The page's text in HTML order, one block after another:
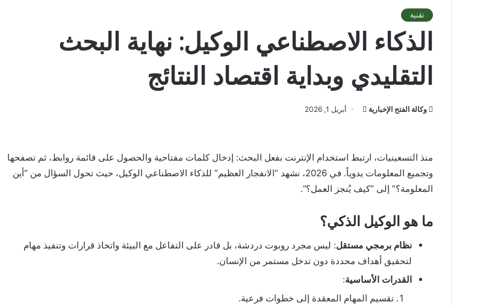
تقنية
الذكاء الاصطناعي الوكيل: نهاية البحث
التقليدي وبداية اقتصاد النتائج
وكالة الفتح الإخبارية
أرسل أبريل 1, 2026
منذ التسعينيات، ارتبط استخدام الإنترنت بفعل البحث: إدخال كلمات مفتاحية والحصول على قائمة روابط، ثم تصفحها
وتجميع المعلومات يدوياً. في 2026، نشهد “الانفجار العظيم” للذكاء الاصطناعي الوكيل، حيث تحول السؤال من “أين
المعلومة؟” إلى “كيف يُنجز العمل؟”.
ما هو الوكيل الذكي؟
نظام برمجي مستقل: ليس مجرد روبوت دردشة، بل قادر على التفاعل مع البيئة واتخاذ قرارات وتنفيذ مهام
لتحقيق أهداف محددة دون تدخل مستمر من الإنسان.
القدرات الأساسية:
تقسيم المهام المعقدة إلى خطوات فرعية.